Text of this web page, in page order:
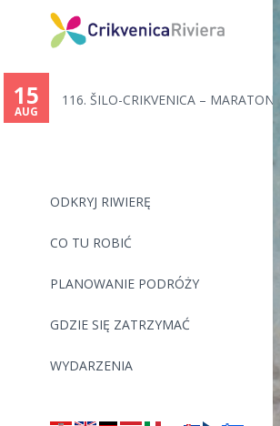
ODKRYJ RIWIERĘ
CO TU ROBIĆ
PLANOWANIE PODRÓŻY
GDZIE SIĘ ZATRZYMAĆ
WYDARZENIA
15
AUG
116. ŠILO-CRIKVENICA – MARATON...
are
here